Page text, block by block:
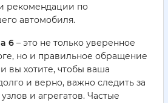
рекомендации по
автомобиля.
6 – это не только уверенное
но и правильное обращение
вы хотите, чтобы ваша
и верно, важно следить за
и агрегатов. Частые